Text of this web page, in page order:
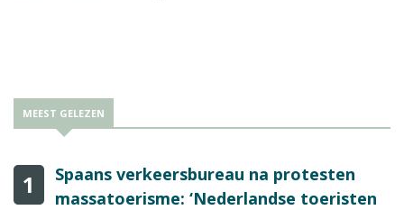
MEEST GELEZEN
1
Spaans verkeersbureau na protesten
massatoerisme: ‘Nederlandse toeristen